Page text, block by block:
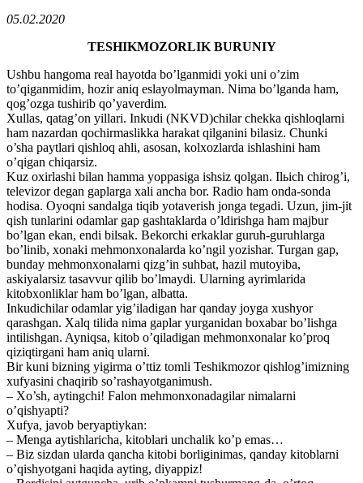
05.02.2020
TESHIKMOZORLIK BURUNIY
Ushbu hangoma real hayotda bo’lganmidi yoki uni o’zim
to’qiganmidim, hozir aniq eslayolmayman. Nima bo’lganda ham,
qog’ozga tushirib qo’yaverdim.
Xullas, qatag’on yillari. Inkudi (NKVD)chilar chekka qishloqlarni
ham nazardan qochirmaslikka harakat qilganini bilasiz. Chunki
o’sha paytlari qishloq ahli, asosan, kolxozlarda ishlashini ham
o’qigan chiqarsiz.
Kuz oxirlashi bilan hamma yoppasiga ishsiz qolgan. Ilьich chirog’i,
televizor degan gaplarga xali ancha bor. Radio ham onda-sonda
hodisa. Oyoqni sandalga tiqib yotaverish jonga tegadi. Uzun, jim-jit
qish tunlarini odamlar gap gashtaklarda o’ldirishga ham majbur
bo’lgan ekan, endi bilsak. Bekorchi erkaklar guruh-guruhlarga
bo’linib, xonaki mehmonxonalarda ko’ngil yozishar. Turgan gap,
bunday mehmonxonalarni qizg’in suhbat, hazil mutoyiba,
askiyalarsiz tasavvur qilib bo’lmaydi. Ularning ayrimlarida
kitobxonliklar ham bo’lgan, albatta.
Inkudichilar odamlar yig’iladigan har qanday joyga xushyor
qarashgan. Xalq tilida nima gaplar yurganidan boxabar bo’lishga
intilishgan. Ayniqsa, kitob o’qiladigan mehmonxonalar ko’proq
qiziqtirgani ham aniq ularni.
Bir kuni bizning yigirma o’ttiz tomli Teshikmozor qishlog’imizning
xufyasini chaqirib so’rashayotganimush.
– Xo’sh, aytingchi! Falon mehmonxonadagilar nimalarni
o’qishyapti?
Xufya, javob beryaptiykan:
– Menga aytishlaricha, kitoblari unchalik ko’p emas…
– Biz sizdan ularda qancha kitobi borliginimas, qanday kitoblarni
o’qishyotgani haqida ayting, diyappiz!